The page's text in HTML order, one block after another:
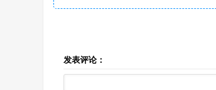
发表评论：